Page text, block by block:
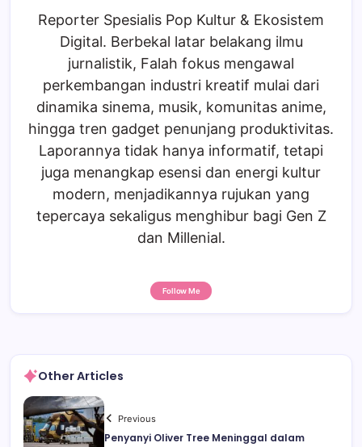
Reporter Spesialis Pop Kultur & Ekosistem
Digital. Berbekal latar belakang ilmu
jurnalistik, Falah fokus mengawal
perkembangan industri kreatif mulai dari
dinamika sinema, musik, komunitas anime,
hingga tren gadget penunjang produktivitas.
Laporannya tidak hanya informatif, tetapi
juga menangkap esensi dan energi kultur
modern, menjadikannya rujukan yang
tepercaya sekaligus menghibur bagi Gen Z
dan Millenial.
Follow Me
Other Articles
Previous
Penyanyi Oliver Tree Meninggal dalam